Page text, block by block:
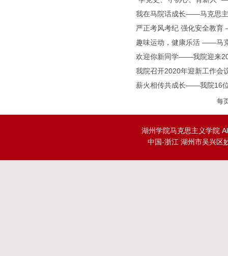
我在马院话成长——马克思主
严正考风考纪 强化安全教
趣味运动，健康乐活 ——马
欢迎你新同学——我院迎来
我院召开2020年迎新工作会
薪火相传共成长——我院16
每
湖州学院马克思主义学院
中国-浙江 湖州市吴兴区